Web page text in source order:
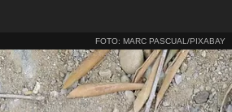
FOTO: MARC PASCUAL/PIXABAY